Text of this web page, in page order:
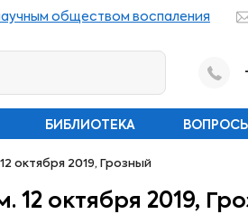
обществом воспаления
БИБЛИОТЕКА
октября 2019, Грозный
октября 2019,